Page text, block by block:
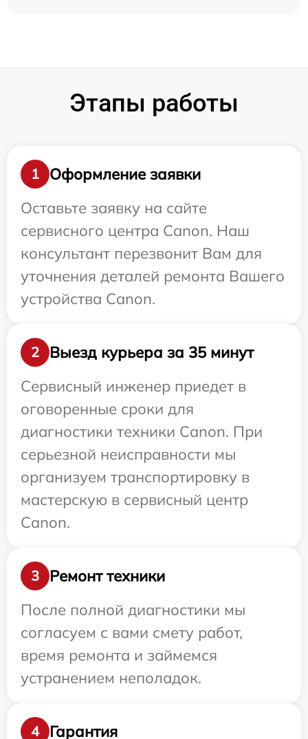
Этапы работы
1
Оформление заявки
Оставьте заявку на сайте
сервисного центра Canon. Наш
консультант перезвонит Вам для
уточнения деталей ремонта Вашего
устройства Canon.
2
Выезд курьера за 35 минут
Сервисный инженер приедет в
оговоренные сроки для
диагностики техники Canon. При
серьезной неисправности мы
организуем транспортировку в
мастерскую в сервисный центр
Canon.
3
Ремонт техники
После полной диагностики мы
согласуем с вами смету работ,
время ремонта и займемся
устранением неполадок.
4 Гарантия